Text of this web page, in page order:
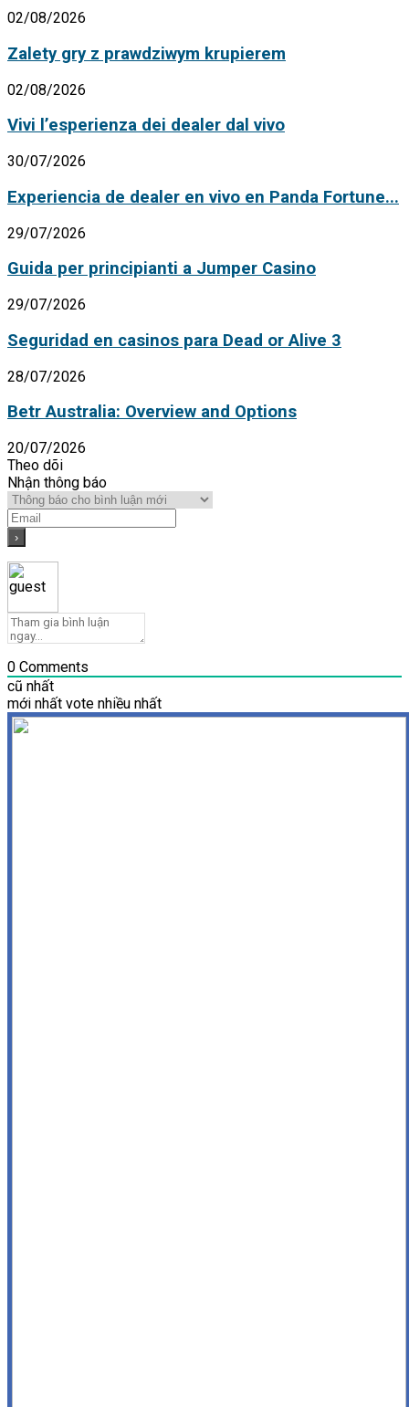
02/08/2026
Zalety gry z prawdziwym krupierem
02/08/2026
Vivi l’esperienza dei dealer dal vivo
30/07/2026
Experiencia de dealer en vivo en Panda Fortune...
29/07/2026
Guida per principianti a Jumper Casino
29/07/2026
Seguridad en casinos para Dead or Alive 3
28/07/2026
Betr Australia: Overview and Options
20/07/2026
Theo dõi
Nhận thông báo
0 Comments
cũ nhất
mới nhất vote nhiều nhất